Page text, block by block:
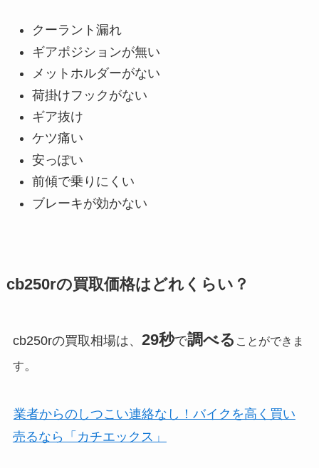
クーラント漏れ
ギアポジションが無い
メットホルダーがない
荷掛けフックがない
ギア抜け
ケツ痛い
安っぽい
前傾で乗りにくい
ブレーキが効かない
cb250rの買取価格はどれくらい？
cb250rの買取相場は、 29秒で調べる ことができま
す。
業者からのしつこい連絡なし！バイクを高く買い
売るなら「カチエックス」